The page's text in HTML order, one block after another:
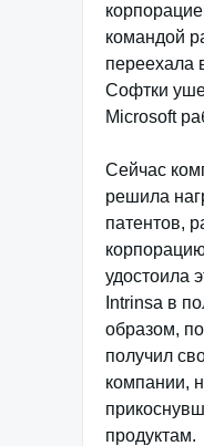
командой
переехала
Софтки
Microsoft
Сейчас
решила
патентов,
удостоила
Intrinsa в
образом,
получил
компании,
продуктам.